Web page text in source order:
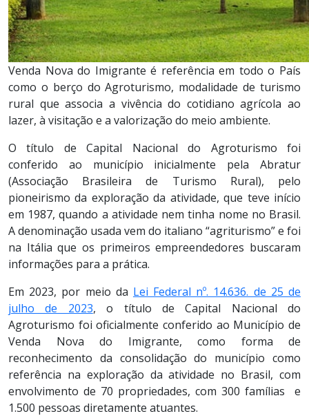
Venda Nova do Imigrante é referência em todo o País
como o berço do Agroturismo, modalidade de turismo
rural que associa a vivência do cotidiano agrícola ao
lazer, à visitação e a valorização do meio ambiente.
O título de Capital Nacional do Agroturismo foi
conferido ao município inicialmente pela Abratur
(Associação Brasileira de Turismo Rural), pelo
pioneirismo da exploração da atividade, que teve início
em 1987, quando a atividade nem tinha nome no Brasil.
A denominação usada vem do italiano “agriturismo” e foi
na Itália que os primeiros empreendedores buscaram
informações para a prática.
Em 2023, por meio da Lei Federal nº. 14.636. de 25 de
julho de 2023,o título de Capital Nacional do
Agroturismo foi oficialmente conferido ao Município de
Venda Nova do Imigrante, como forma de
reconhecimento da consolidação do município como
referência na exploração da atividade no Brasil, com
envolvimento de 70 propriedades, com 300 famílias e
1.500 pessoas diretamente atuantes.